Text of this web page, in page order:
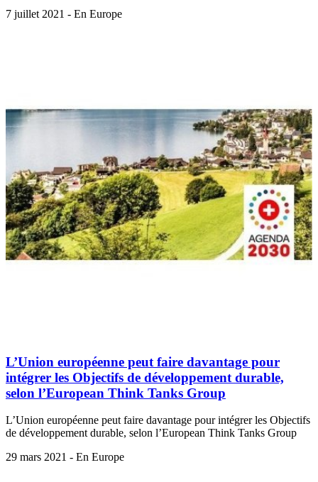
7 juillet 2021 - En Europe
L’Union européenne peut faire davantage pour
intégrer les Objectifs de développement durable,
selon l’European Think Tanks Group
L’Union européenne peut faire davantage pour intégrer les Objectifs
de développement durable, selon l’European Think Tanks Group
29 mars 2021 - En Europe